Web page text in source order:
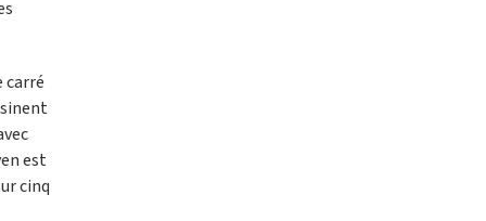
carré
est
cinq